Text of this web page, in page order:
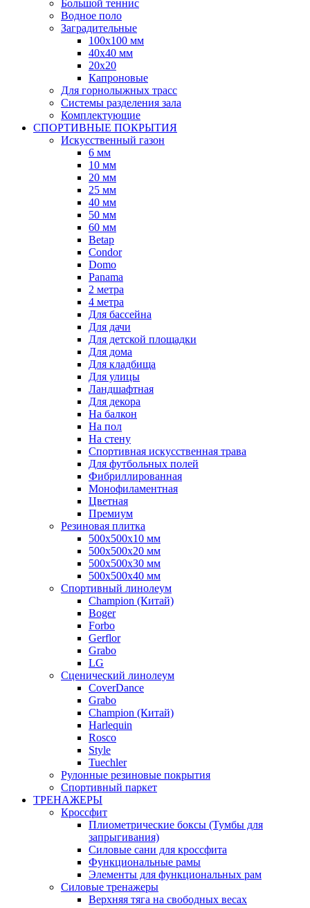
Большой теннис
Водное поло
Заградительные
100х100 мм
40х40 мм
20х20
Капроновые
Для горнолыжных трасс
Системы разделения зала
Комплектующие
СПОРТИВНЫЕ ПОКРЫТИЯ
Искусственный газон
6 мм
10 мм
20 мм
25 мм
40 мм
50 мм
60 мм
Betap
Condor
Domo
Panama
2 метра
4 метра
Для бассейна
Для дачи
Для детской площадки
Для дома
Для кладбища
Для улицы
Ландшафтная
Для декора
На балкон
На пол
На стену
Спортивная искусственная трава
Для футбольных полей
Фибриллированная
Монофиламентная
Цветная
Премиум
Резиновая плитка
500х500х10 мм
500х500х20 мм
500х500х30 мм
500х500х40 мм
Спортивный линолеум
Champion (Китай)
Boger
Forbo
Gerflor
Grabo
LG
Сценический линолеум
CoverDance
Grabo
Champion (Китай)
Harlequin
Rosco
Style
Tuechler
Рулонные резиновые покрытия
Спортивный паркет
ТРЕНАЖЕРЫ
Кроссфит
Плиометрические боксы (Тумбы для
запрыгивания)
Силовые сани для кроссфита
Функциональные рамы
Элементы для функциональных рам
Силовые тренажеры
Верхняя тяга на свободных весах